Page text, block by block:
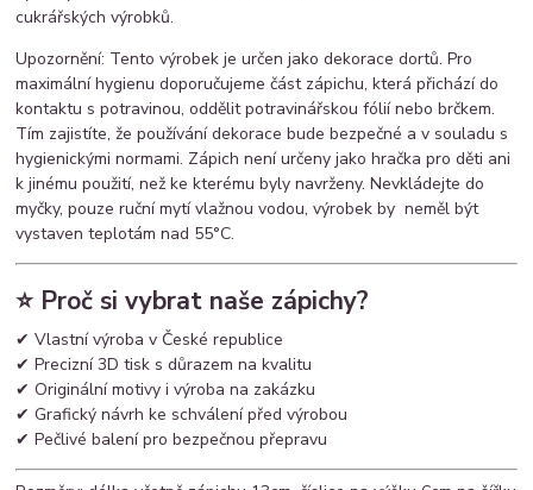
cukrářských výrobků.
Upozornění: Tento výrobek je určen jako dekorace dortů. Pro
maximální hygienu doporučujeme část zápichu, která přichází do
kontaktu s potravinou, oddělit potravinářskou fólií nebo brčkem.
Tím zajistíte, že používání dekorace bude bezpečné a v souladu s
hygienickými normami. Zápich není určeny jako hračka pro děti ani
k jinému použití, než ke kterému byly navrženy. Nevkládejte do
myčky, pouze ruční mytí vlažnou vodou, výrobek by neměl být
vystaven teplotám nad 55°C.
⭐ Proč si vybrat naše zápichy?
✔ Vlastní výroba v České republice
✔ Precizní 3D tisk s důrazem na kvalitu
✔ Originální motivy i výroba na zakázku
✔ Grafický návrh ke schválení před výrobou
✔ Pečlivé balení pro bezpečnou přepravu